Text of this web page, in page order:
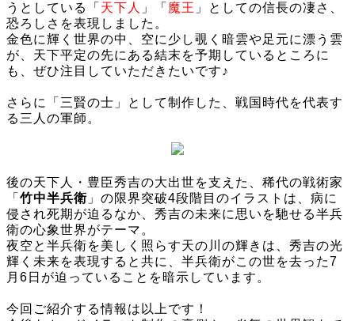
うとしている「 天下人 」「 魔王 」としての信長の凄さ、
恐ろしさを表現しました。
金色に輝く世界の中、空に少し覗く暗雲や足元に漂う雲
が、天下平定の先にある結末を予期しているところに
も、ぜひ注目していただきたいです♪
さらに「三賢の士」として制作した、戦国時代を代表す
る三人の軍師。
後の天下人・豊臣秀吉の大出世を支えた、稀代の戦術家
「 竹中半兵衛 」の限界突破4段階目のイラストは、病に
侵され死期が迫るなか、秀吉の未来に思いを馳せる半兵
衛の心象世界がテーマ。
夜空と半兵衛を美しく照らす天の川の輝きは、秀吉の光
輝く未来を表現すると共に、半兵衛がこの世を去った7
月6日が迫っていることを暗示しています。
今回ご紹介する情報は以上です！